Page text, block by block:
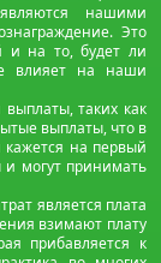
нашими
Это
и на то, будет ли
влияет на наши
таких как
выплаты, что в
на первый
и могут принимать
является плата
взимают плату
прибавляется к